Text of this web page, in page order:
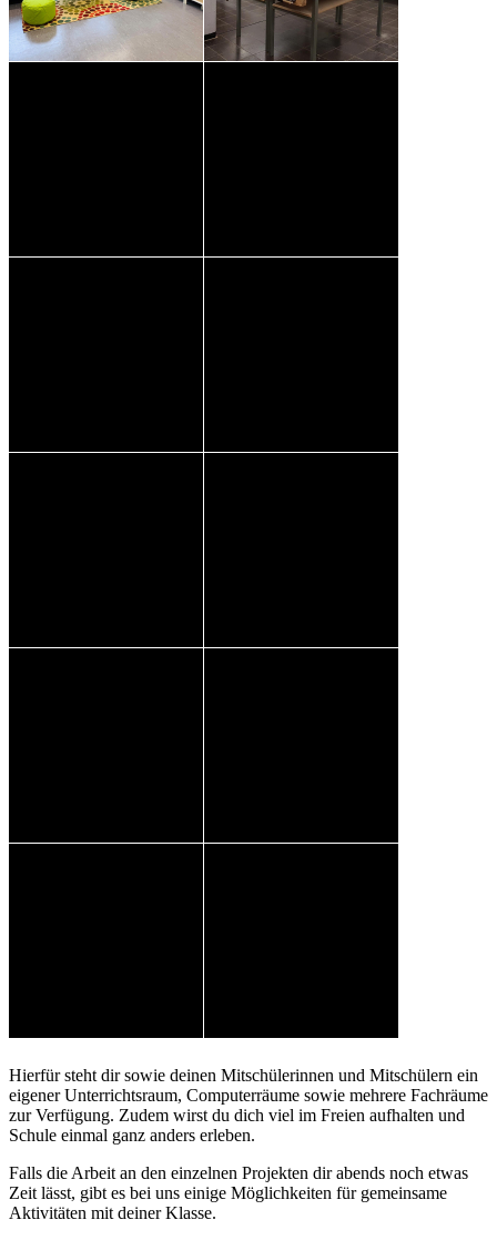
Hierfür steht dir sowie deinen Mitschülerinnen und Mitschülern ein
eigener Unterrichtsraum, Computerräume sowie mehrere Fachräume
zur Verfügung. Zudem wirst du dich viel im Freien aufhalten und
Schule einmal ganz anders erleben.
Falls die Arbeit an den einzelnen Projekten dir abends noch etwas
Zeit lässt, gibt es bei uns einige Möglichkeiten für gemeinsame
Aktivitäten mit deiner Klasse.